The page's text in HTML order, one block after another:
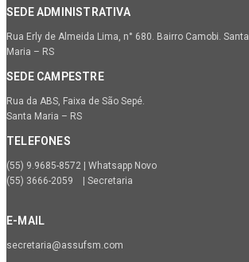
SEDE ADMINISTRATIVA
Rua Erly de Almeida Lima, n° 680. Bairro Camobi. Santa
Maria – RS
SEDE CAMPESTRE
Rua da ABS, Faixa de São Sepé.
Santa Maria – RS
TELEFONES
(55) 9.9685-8572 | Whatsapp Novo
(55) 3666-2059 | Secretaria
E-MAIL
secretaria@assufsm.com